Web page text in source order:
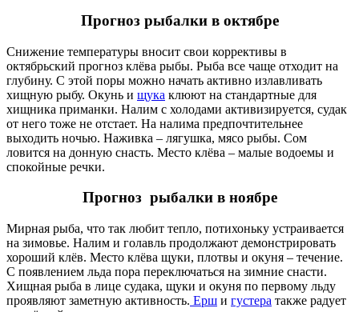
Прогноз рыбалки в октябре
Снижение температуры вносит свои коррективы в
октябрьский прогноз клёва рыбы. Рыба все чаще отходит на
глубину. С этой поры можно начать активно излавливать
хищную рыбу. Окунь и щука клюют на стандартные для
хищника приманки. Налим с холодами активизируется, судак
от него тоже не отстает. На налима предпочтительнее
выходить ночью. Наживка – лягушка, мясо рыбы. Сом
ловится на донную снасть. Место клёва – малые водоемы и
спокойные речки.
Прогноз рыбалки в ноябре
Мирная рыба, что так любит тепло, потихоньку устраивается
на зимовье. Налим и голавль продолжают демонстрировать
хороший клёв. Место клёва щуки, плотвы и окуня – течение.
С появлением льда пора переключаться на зимние снасти.
Хищная рыба в лице судака, щуки и окуня по первому льду
проявляют заметную активность. Ерш и густера также радует